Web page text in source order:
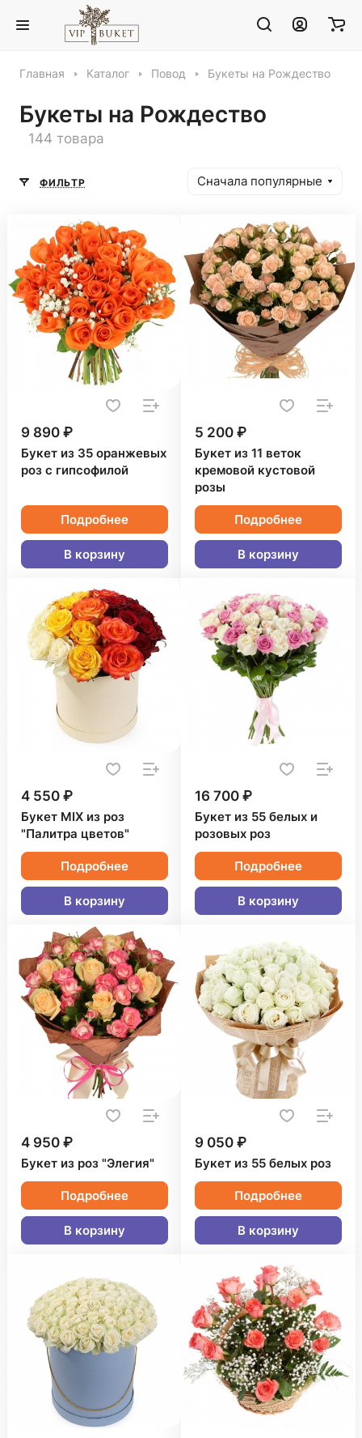
Главная Каталог Повод Букеты на Рождество
Букеты на Рождество
144 товара
ФИЛЬТР Сначала популярные
9 890 ₽
Букет из 35 оранжевых
роз с гипсофилой
Подробнее
В корзину
5 200 ₽
Букет из 11 веток
кремовой кустовой
розы
Подробнее
В корзину
4 550 ₽
Букет MIX из роз
"Палитра цветов"
Подробнее
В корзину
16 700 ₽
Букет из 55 белых и
розовых роз
Подробнее
В корзину
4 950 ₽
Букет из роз "Элегия"
Подробнее
В корзину
9 050 ₽
Букет из 55 белых роз
Подробнее
В корзину